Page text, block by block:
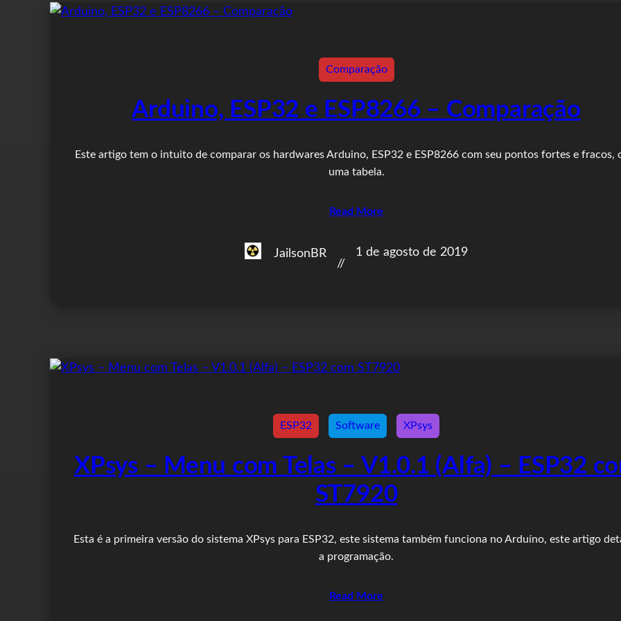
Comparação
Arduino, ESP32 e ESP8266 – Comparação
Este artigo tem o intuito de comparar os hardwares Arduino, ESP32 e ESP8266 com seu pontos fortes e fracos,
uma tabela.
Read More
JailsonBR
//
1 de agosto de 2019
ESP32 Software XPsys
XPsys – Menu com Telas – V1.0.1 (Alfa) – ESP32
ST7920
Esta é a primeira versão do sistema XPsys para ESP32, este sistema também funciona no Arduíno, este artigo
a programação.
Read More